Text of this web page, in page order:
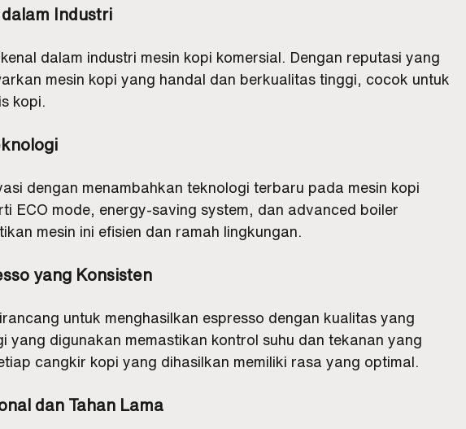
Industri
dalam industri mesin kopi komersial. Dengan reputasi yang
mesin kopi yang handal dan berkualitas tinggi, cocok untuk
kopi.
dengan menambahkan teknologi terbaru pada mesin kopi
ECO mode, energy-saving system, dan advanced boiler
mesin ini efisien dan ramah lingkungan.
yang Konsisten
untuk menghasilkan espresso dengan kualitas yang
yang digunakan memastikan kontrol suhu dan tekanan yang
cangkir kopi yang dihasilkan memiliki rasa yang optimal.
dan Tahan Lama